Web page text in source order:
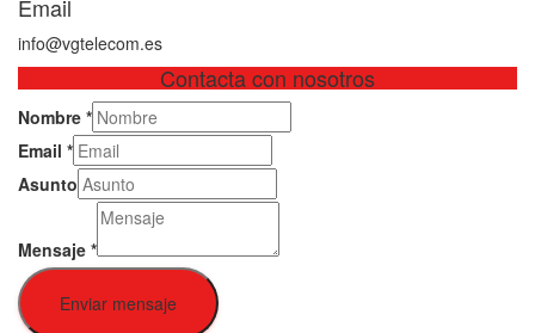
Email
info@vgtelecom.es
Contacta con nosotros
Nombre *
Email *
Asunto
Mensaje *
Enviar mensaje